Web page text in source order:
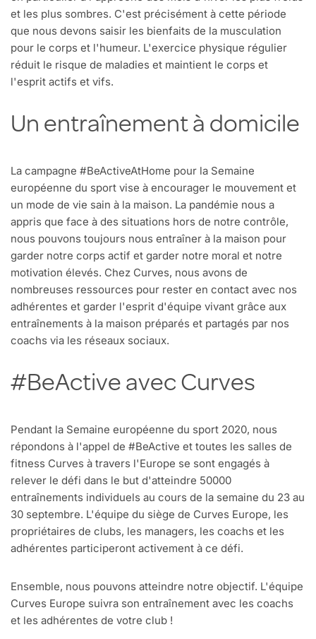
et les plus sombres. C'est précisément à cette période
que nous devons saisir les bienfaits de la musculation
pour le corps et l'humeur. L'exercice physique régulier
réduit le risque de maladies et maintient le corps et
l'esprit actifs et vifs.
Un entraînement à domicile
La campagne #BeActiveAtHome pour la Semaine
européenne du sport vise à encourager le mouvement et
un mode de vie sain à la maison. La pandémie nous a
appris que face à des situations hors de notre contrôle,
nous pouvons toujours nous entraîner à la maison pour
garder notre corps actif et garder notre moral et notre
motivation élevés. Chez Curves, nous avons de
nombreuses ressources pour rester en contact avec nos
adhérentes et garder l'esprit d'équipe vivant grâce aux
entraînements à la maison préparés et partagés par nos
coachs via les réseaux sociaux.
#BeActive avec Curves
Pendant la Semaine européenne du sport 2020, nous
répondons à l'appel de #BeActive et toutes les salles de
fitness Curves à travers l'Europe se sont engagés à
relever le défi dans le but d'atteindre 50000
entraînements individuels au cours de la semaine du 23 au
30 septembre. L'équipe du siège de Curves Europe, les
propriétaires de clubs, les managers, les coachs et les
adhérentes participeront activement à ce défi.
Ensemble, nous pouvons atteindre notre objectif. L'équipe
Curves Europe suivra son entraînement avec les coachs
et les adhérentes de votre club !